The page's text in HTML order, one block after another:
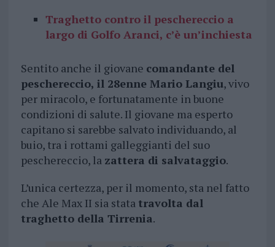
Traghetto contro il peschereccio a
largo di Golfo Aranci, c’è un’inchiesta
Sentito anche il giovane comandante del
peschereccio, il 28enne Mario Langiu, vivo
per miracolo, e fortunatamente in buone
condizioni di salute. Il giovane ma esperto
capitano si sarebbe salvato individuando, al
buio, tra i rottami galleggianti del suo
peschereccio, la zattera di salvataggio.
L’unica certezza, per il momento, sta nel fatto
che Ale Max II sia stata travolta dal
traghetto della Tirrenia.